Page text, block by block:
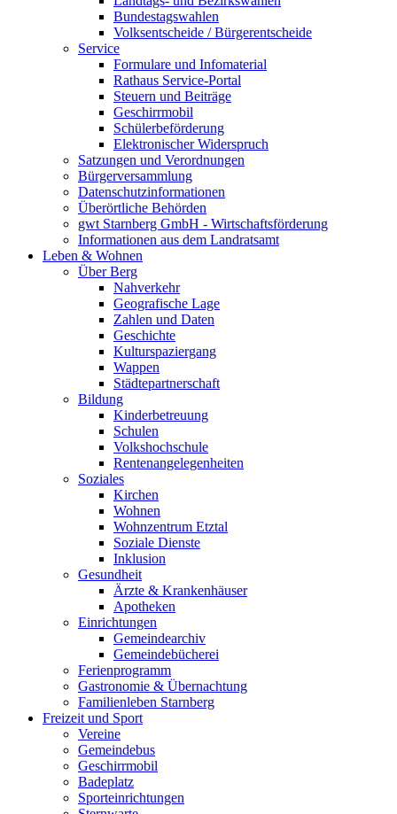
Bundestagswahlen
Volksentscheide / Bürgerentscheide
Service
Formulare und Infomaterial
Rathaus Service-Portal
Steuern und Beiträge
Geschirrmobil
Schülerbeförderung
Elektronischer Widerspruch
Satzungen und Verordnungen
Bürgerversammlung
Datenschutzinformationen
Überörtliche Behörden
gwt Starnberg GmbH - Wirtschaftsförderung
Informationen aus dem Landratsamt
Leben & Wohnen
Über Berg
Nahverkehr
Geografische Lage
Zahlen und Daten
Geschichte
Kulturspaziergang
Wappen
Städtepartnerschaft
Bildung
Kinderbetreuung
Schulen
Volkshochschule
Rentenangelegenheiten
Soziales
Kirchen
Wohnen
Wohnzentrum Etztal
Soziale Dienste
Inklusion
Gesundheit
Ärzte & Krankenhäuser
Apotheken
Einrichtungen
Gemeindearchiv
Gemeindebücherei
Ferienprogramm
Gastronomie & Übernachtung
Familienleben Starnberg
Freizeit und Sport
Vereine
Gemeindebus
Geschirrmobil
Badeplatz
Sporteinrichtungen